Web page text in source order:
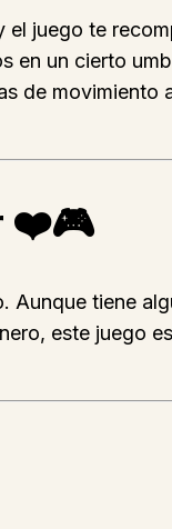
juego te
en un cierto
de movimiento
❤️🎮
Aunque tiene
este juego